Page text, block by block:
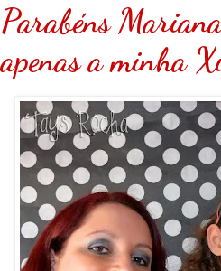
Parabéns
apenas a minha